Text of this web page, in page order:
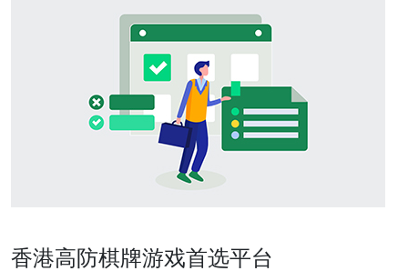
香港高防棋牌游戏首选平台